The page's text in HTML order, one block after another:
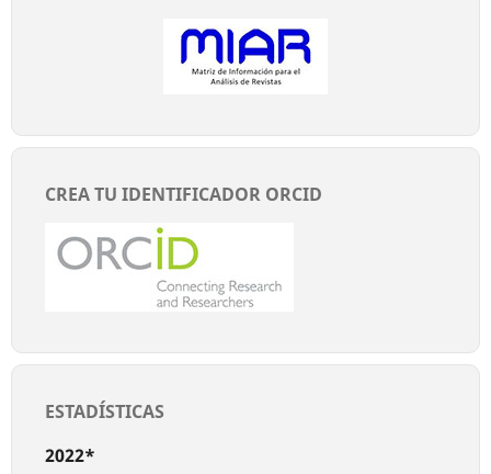
CREA TU IDENTIFICADOR ORCID
ESTADÍSTICAS
2022*